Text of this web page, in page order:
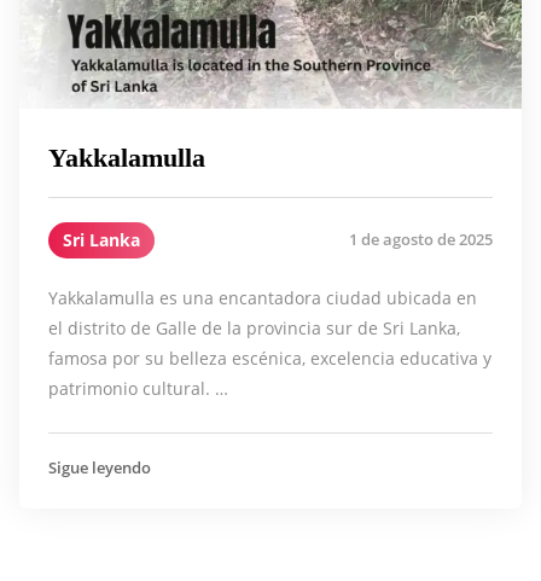
Yakkalamulla
Sri Lanka 1 de agosto de 2025
Yakkalamulla es una encantadora ciudad ubicada en
el distrito de Galle de la provincia sur de Sri Lanka,
famosa por su belleza escénica, excelencia educativa y
patrimonio cultural. …
Sigue leyendo